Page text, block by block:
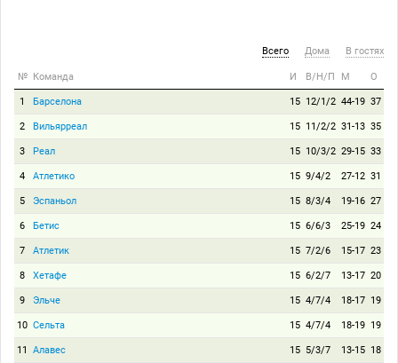
Всего Дома В гостях
№ Команда И В/Н/П М О
1 Барселона 15 12/1/2 44-19 37
2 Вильярреал 15 11/2/2 31-13 35
3 Реал 15 10/3/2 29-15 33
4 Атлетико 15 9/4/2 27-12 31
5 Эспаньол 15 8/3/4 19-16 27
6 Бетис 15 6/6/3 25-19 24
7 Атлетик 15 7/2/6 15-17 23
8 Хетафе 15 6/2/7 13-17 20
9 Эльче 15 4/7/4 18-17 19
10 Сельта 15 4/7/4 18-19 19
11 Алавес 15 5/3/7 13-15 18